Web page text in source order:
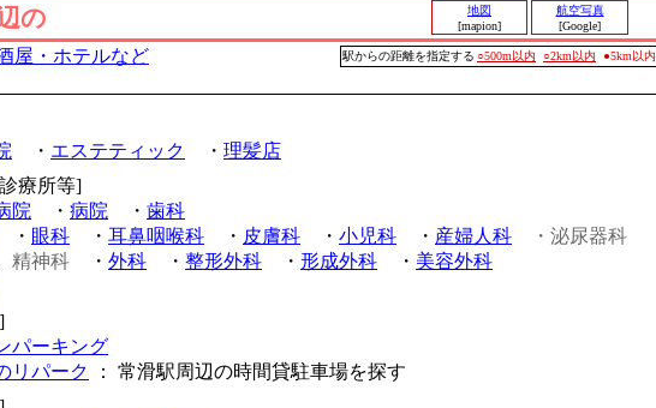
の
地図
[mapion]
航空写真
[Google]
屋・ホテルなど 駅からの距離を指定する ○500m以内 ○2km以内 ●5km以内
・ エステティック ・ 理髪店
療所等]
院 ・ 病院 ・ 歯科
・ 眼科 ・ 耳鼻咽喉科 ・ 皮膚科 ・ 小児科 ・ 産婦人科
・泌尿器科
精神科 ・ 外科 ・ 整形外科 ・ 形成外科 ・ 美容外科
パーキング
リパーク
： 常滑駅周辺の時間貸駐車場を探す